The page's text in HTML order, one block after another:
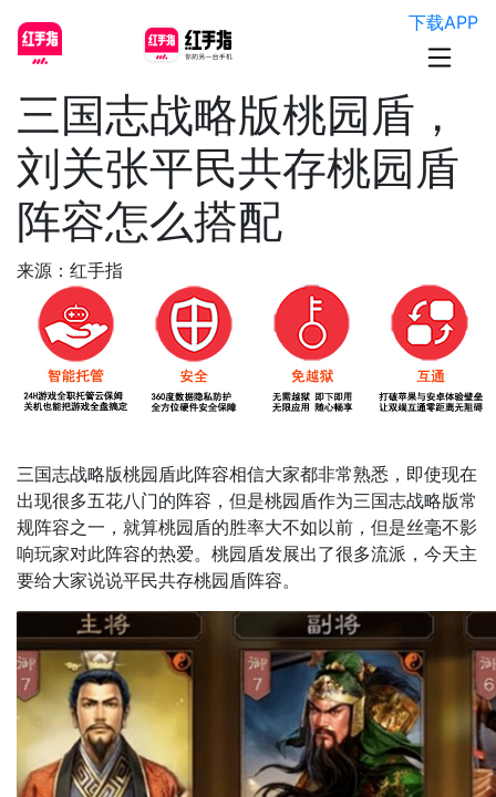
下载APP
三国志战略版桃园盾，
刘关张平民共存桃园盾
阵容怎么搭配
来源：红手指
三国志战略版桃园盾此阵容相信大家都非常熟悉，即使现在
出现很多五花八门的阵容，但是桃园盾作为三国志战略版常
规阵容之一，就算桃园盾的胜率大不如以前，但是丝毫不影
响玩家对此阵容的热爱。桃园盾发展出了很多流派，今天主
要给大家说说平民共存桃园盾阵容。